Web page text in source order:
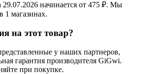
29.07.2026 начинается от 475 ₽. Мы
1 магазинах.
на этот товар?
у наших партнеров,
гарантия производителя GiGwi.
при покупке.